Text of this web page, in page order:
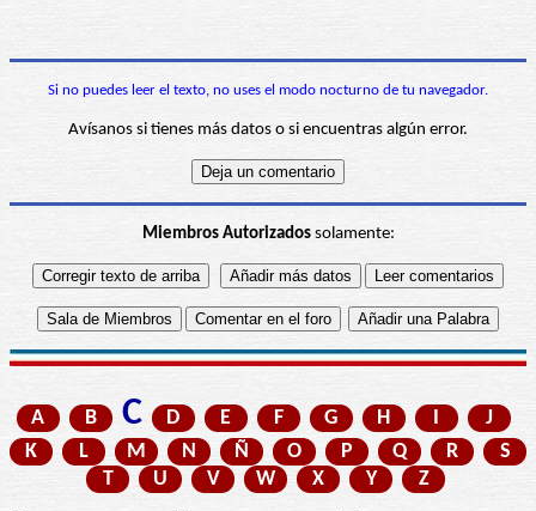
Si no puedes leer el texto, no uses el modo nocturno de tu navegador.
Avísanos si tienes más datos o si encuentras algún error.
Miembros Autorizadossolamente:
A B C D E F G H I
J
K
L M N Ñ O P Q R
S
T
U V W X Y Z